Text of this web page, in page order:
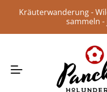
Kräuterwanderung -
sammeln